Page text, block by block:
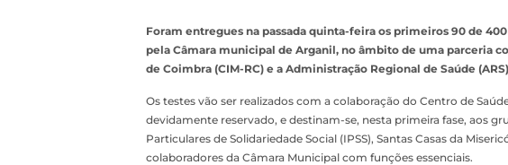
Foram entregues na passada quinta-feira os primeiros 90 de
pela Câmara municipal de Arganil, no âmbito de uma parceria
de Coimbra (CIM-RC) e a Administração Regional de Saúde
Os testes vão ser realizados com a colaboração do Centro de
devidamente reservado, e destinam-se, nesta primeira fase, aos
Particulares de Solidariedade Social (IPSS), Santas Casas da
colaboradores da Câmara Municipal com funções essenciais.